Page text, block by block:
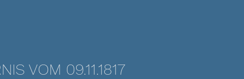
VOM 09.11.1817